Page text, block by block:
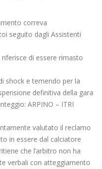
correva
seguito dagli Assistenti
di essere rimasto
shock e temendo per la
definitiva della gara
ARPINO – ITRI
valutato il reclamo
in essere dal calciatore
che l’arbitro non ha
verbali con atteggiamento